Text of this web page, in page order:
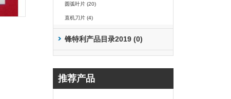
圆弧叶片 (20)
直机刀片 (4)
锋特利产品目录2019 (0)
推荐产品